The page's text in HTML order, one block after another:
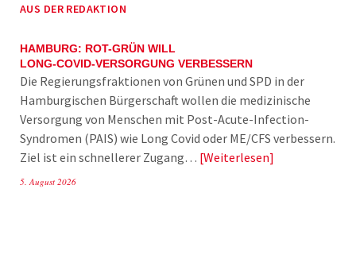
AUS DER REDAKTION
HAMBURG: ROT-GRÜN WILL
LONG-COVID-VERSORGUNG VERBESSERN
Die Regierungsfraktionen von Grünen und SPD in der
Hamburgischen Bürgerschaft wollen die medizinische
Versorgung von Menschen mit Post-Acute-Infection-
Syndromen (PAIS) wie Long Covid oder ME/CFS verbessern.
Ziel ist ein schnellerer Zugang… Weiterlesen
5. August 2026